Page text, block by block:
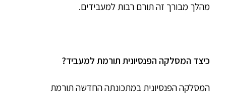
מהלך מבורך זה תורם רבות למעבידים.
כיצד המסלקה הפנסיונית תורמת למעביד?
המסלקה הפנסיונית במתכונתה החדשה תורמת